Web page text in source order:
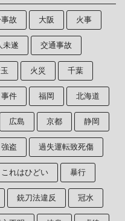
事故 大阪 火事
未遂 交通事故
火災 千葉
事件 福岡 北海道
広島 京都 静岡
強盗 過失運転致死傷
これはひどい 暴行
銃刀法違反 冠水